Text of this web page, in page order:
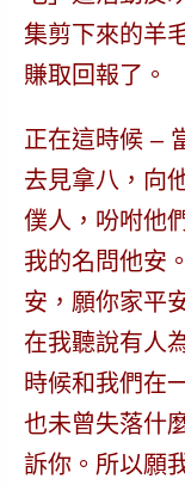
集剪下來的羊
賺取回報了。
正在這時候 –
去見拿八，向
僕人，吩咐他
我的名問他安
安，願你家平
在我聽說有人
時候和我們在
也未曾失落什
訴你。所以願